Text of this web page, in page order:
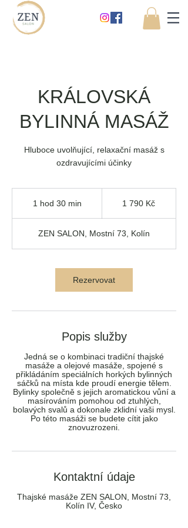
KRÁLOVSKÁ
BYLINNÁ MASÁŽ
Hluboce uvolňující, relaxační masáž s
ozdravujícími účinky
1 hod 30 min
3
0
i
n
1 790 Kč
ZEN SALON, Mostní 73, Kolín
Rezervovat
Popis služby
Jedná se o kombinaci tradiční thajské
masáže a olejové masáže, spojené s
přikládáním speciálních horkých bylinných
sáčků na místa kde proudí energie tělem.
Bylinky společně s jejich aromatickou vůní a
masírováním pomohou od ztuhlých,
bolavých svalů a dokonale zklidní vaši mysl.
Po této masáži se budete cítit jako
znovuzrozeni.
Kontaktní údaje
Thajské masáže ZEN SALON, Mostní 73,
Kolín IV, Česko